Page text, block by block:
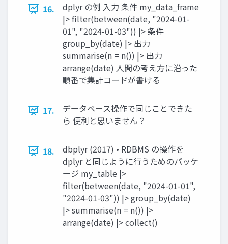
16.
dplyr の例 入力 条件 my_data_frame
|> filter(between(date, "2024-01-
01", "2024-01-03")) |> 条件
group_by(date) |> 出力
summarise(n = n()) |> 出力
arrange(date) 人間の考え方に沿った
順番で集計コードが書ける
17.
データベース操作で同じことできた
ら 便利と思いません？
18.
dbplyr (2017) • RDBMS の操作を
dplyr と同じように行うためのパッケ
ージ my_table |>
filter(between(date, "2024-01-01",
"2024-01-03")) |> group_by(date)
|> summarise(n = n()) |>
arrange(date) |> collect()